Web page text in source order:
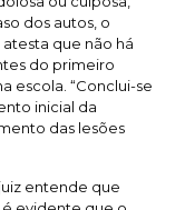
dos autos, o
que não há
do primeiro
escola. “Conclui-se
inicial da
das lesões
entende que